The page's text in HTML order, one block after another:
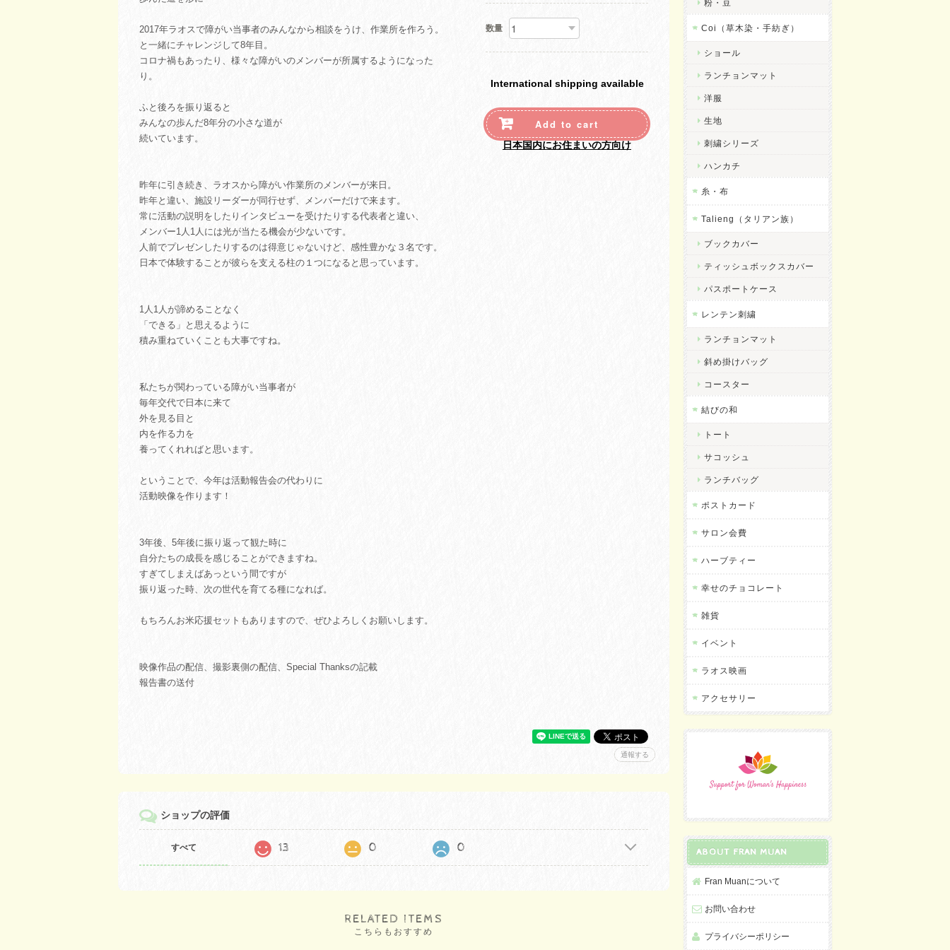
2017年ラオスで障がい当事者のみんなから相談をうけ、作業所を作ろう。
と一緒にチャレンジして8年目。
コロナ禍もあったり、様々な障がいのメンバーが所属するようになった
り。
ふと後ろを振り返ると
みんなの歩んだ8年分の小さな道が
続いています。
昨年に引き続き、ラオスから障がい作業所のメンバーが来日。
昨年と違い、施設リーダーが同行せず、メンバーだけで来ます。
常に活動の説明をしたりインタビューを受けたりする代表者と違い、
メンバー1人1人には光が当たる機会が少ないです。
人前でプレゼンしたりするのは得意じゃないけど、感性豊かな３名です。
日本で体験することが彼らを支える柱の１つになると思っています。
1人1人が諦めることなく
「できる」と思えるように
積み重ねていくことも大事ですね。
私たちが関わっている障がい当事者が
毎年交代で日本に来て
外を見る目と
内を作る力を
養ってくれればと思います。
ということで、今年は活動報告会の代わりに
活動映像を作ります！
3年後、5年後に振り返って観た時に
自分たちの成長を感じることができますね。
すぎてしまえばあっという間ですが
振り返った時、次の世代を育てる種になれば。
もちろんお米応援セットもありますので、ぜひよろしくお願いします。
映像作品の配信、撮影裏側の配信、Special Thanksの記載
報告書の送付
数量
International shipping available
Add to cart
日本国内にお住まいの方向け
通報する
ショップの評価
すべて 13 0 0
RELATED ITEMS
こちらもおすすめ
粉・豆
Coi（草木染・手紡ぎ）
ショール
ランチョンマット
洋服
生地
刺繍シリーズ
ハンカチ
糸・布
Talieng（タリアン族）
ブックカバー
ティッシュボックスカバー
パスポートケース
レンテン刺繍
ランチョンマット
斜め掛けバッグ
コースター
結びの和
トート
サコッシュ
ランチバッグ
ポストカード
サロン会費
ハーブティー
幸せのチョコレート
雑貨
イベント
ラオス映画
アクセサリー
ABOUT FRAN MUAN
Fran Muanについて
お問い合わせ
プライバシーポリシー